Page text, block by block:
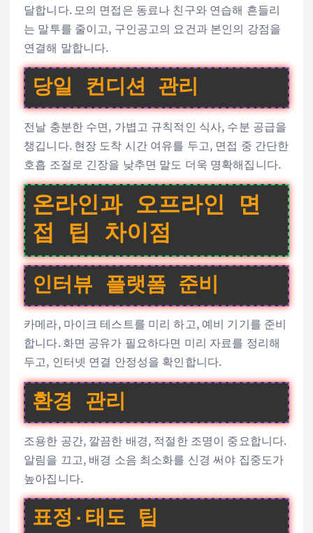
달합니다. 모의 면접은 동료나 친구와 연습해 흔들리
는 말투를 줄이고, 구인공고의 요건과 본인의 강점을
연결해 말합니다.
당일 컨디션 관리
전날 충분한 수면, 가볍고 규칙적인 식사, 수분 공급을
챙깁니다. 현장 도착 시간 여유를 두고, 면접 중 간단한
호흡 조절로 긴장을 낮추면 말도 더욱 명확해집니다.
온라인과 오프라인 면
접 팁 차이점
인터뷰 플랫폼 준비
카메라, 마이크 테스트를 미리 하고, 예비 기기를 준비
합니다. 화면 공유가 필요하다면 미리 자료를 정리해
두고, 인터넷 연결 안정성을 확인합니다.
환경 관리
조용한 공간, 깔끔한 배경, 적절한 조명이 중요합니다.
알림을 끄고, 배경 소음 최소화를 신경 써야 집중도가
높아집니다.
표정·태도 팁